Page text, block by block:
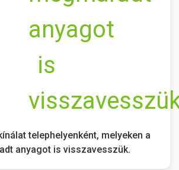
telephelyenként, melyeken a
anyagot is visszavesszük.